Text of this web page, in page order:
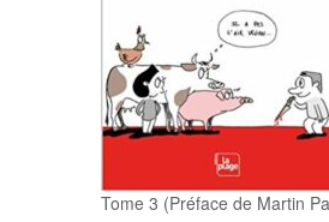
Tome 3 (Préface de Martin